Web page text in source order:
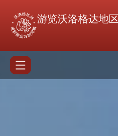
游览沃洛格达地区